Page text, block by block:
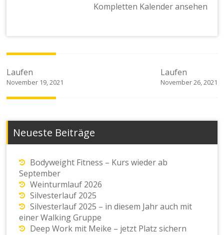
Kompletten Kalender ansehen
Beitragsnavigation
Laufen
November 19, 2021
Laufen
November 26, 2021
Neueste Beiträge
Bodyweight Fitness – Kurs wieder ab
September
Weinturmlauf 2026
Silvesterlauf 2025
Silvesterlauf 2025 – in diesem Jahr auch mit
einer Walking Gruppe
Deep Work mit Meike – jetzt Platz sichern